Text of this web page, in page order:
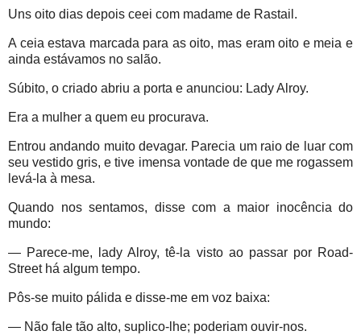
Uns oito dias depois ceei com madame de Rastail.
A ceia estava marcada para as oito, mas eram oito e meia e
ainda estávamos no salão.
Súbito, o criado abriu a porta e anunciou: Lady Alroy.
Era a mulher a quem eu procurava.
Entrou andando muito devagar. Parecia um raio de luar com
seu vestido gris, e tive imensa vontade de que me rogassem
levá-la à mesa.
Quando nos sentamos, disse com a maior inocência do
mundo:
— Parece-me, lady Alroy, tê-la visto ao passar por Road-
Street há algum tempo.
Pôs-se muito pálida e disse-me em voz baixa:
— Não fale tão alto, suplico-lhe; poderiam ouvir-nos.